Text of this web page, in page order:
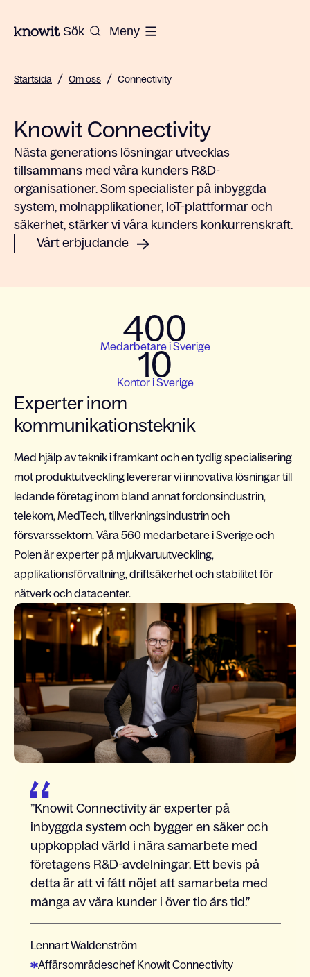
Till startsidan på Knowit
Sök Meny
Startsida / Om oss / Connectivity
Knowit Connectivity
Nästa generations lösningar utvecklas
tillsammans med våra kunders R&D-
organisationer. Som specialister på inbyggda
system, molnapplikationer, IoT-plattformar och
säkerhet, stärker vi våra kunders konkurrenskraft.
Vårt erbjudande
400
Medarbetare i Sverige
10
Kontor i Sverige
Experter inom
kommunikationsteknik
Med hjälp av teknik i framkant och en tydlig specialisering
mot produktutveckling levererar vi innovativa lösningar till
ledande företag inom bland annat fordonsindustrin,
telekom, MedTech, tillverkningsindustrin och
försvarssektorn. Våra 560 medarbetare i Sverige och
Polen är experter på mjukvaruutveckling,
applikationsförvaltning, driftsäkerhet och stabilitet för
nätverk och datacenter.
Knowit Connectivity är experter på
inbyggda system och bygger en säker och
uppkopplad värld i nära samarbete med
företagens R&D-avdelningar. Ett bevis på
detta är att vi fått nöjet att samarbeta med
många av våra kunder i över tio års tid.
Lennart Waldenström
Affärsområdeschef Knowit Connectivity